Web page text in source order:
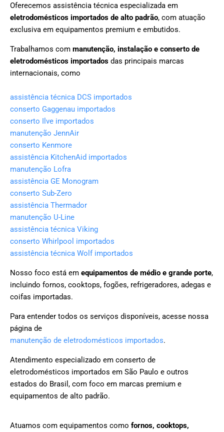
Oferecemos assistência técnica especializada em
eletrodomésticos importados de alto padrão, com atuação
exclusiva em equipamentos premium e embutidos.
Trabalhamos com manutenção, instalação e conserto de
eletrodomésticos importados das principais marcas
internacionais, como
assistência técnica DCS importados
conserto Gaggenau importados
conserto Ilve importados
manutenção JennAir
conserto Kenmore
assistência KitchenAid importados
manutenção Lofra
assistência GE Monogram
conserto Sub-Zero
assistência Thermador
manutenção U-Line
assistência técnica Viking
conserto Whirlpool importados
assistência técnica Wolf importados
Nosso foco está em equipamentos de médio e grande porte,
incluindo fornos, cooktops, fogões, refrigeradores, adegas e
coifas importadas.
Para entender todos os serviços disponíveis, acesse nossa
página de
manutenção de eletrodomésticos importados.
Atendimento especializado em conserto de
eletrodomésticos importados em São Paulo e outros
estados do Brasil, com foco em marcas premium e
equipamentos de alto padrão.
Atuamos com equipamentos como fornos, cooktops,